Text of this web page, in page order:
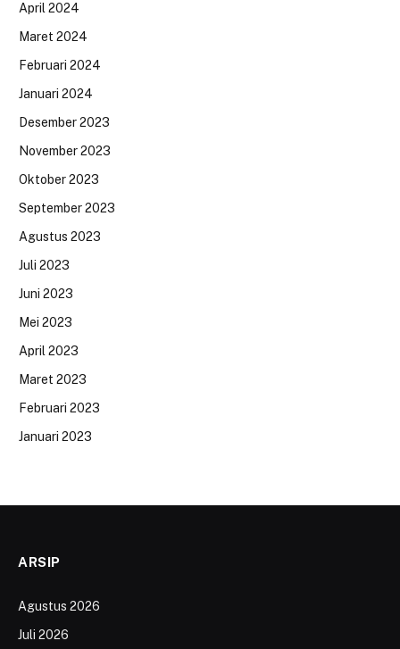
April 2024
Maret 2024
Februari 2024
Januari 2024
Desember 2023
November 2023
Oktober 2023
September 2023
Agustus 2023
Juli 2023
Juni 2023
Mei 2023
April 2023
Maret 2023
Februari 2023
Januari 2023
ARSIP
Agustus 2026
Juli 2026